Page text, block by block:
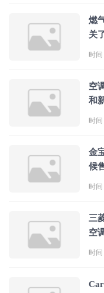
燃
关
时间
空
和
时间
金
候
时间
三
空
时间